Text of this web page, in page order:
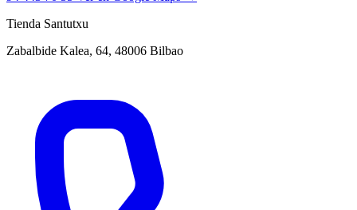
Tienda Santutxu
Zabalbide Kalea, 64, 48006 Bilbao